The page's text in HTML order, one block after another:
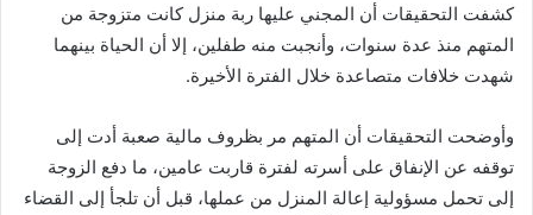
كشفت التحقيقات أن المجني عليها ربة منزل كانت متزوجة من
المتهم منذ عدة سنوات، وأنجبت منه طفلين، إلا أن الحياة بينهما
شهدت خلافات متصاعدة خلال الفترة الأخيرة.
وأوضحت التحقيقات أن المتهم مر بظروف مالية صعبة أدت إلى
توقفه عن الإنفاق على أسرته لفترة قاربت عامين، ما دفع الزوجة
إلى تحمل مسؤولية إعالة المنزل من عملها، قبل أن تلجأ إلى القضاء